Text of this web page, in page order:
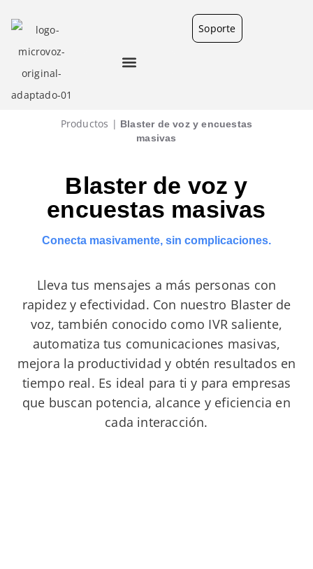
Soporte
Productos | Blaster de voz y encuestas
masivas
Blaster de voz y
encuestas masivas
Conecta masivamente, sin complicaciones.
Lleva tus mensajes a más personas con
rapidez y efectividad. Con nuestro Blaster de
voz, también conocido como IVR saliente,
automatiza tus comunicaciones masivas,
mejora la productividad y obtén resultados en
tiempo real. Es ideal para ti y para empresas
que buscan potencia, alcance y eficiencia en
cada interacción.